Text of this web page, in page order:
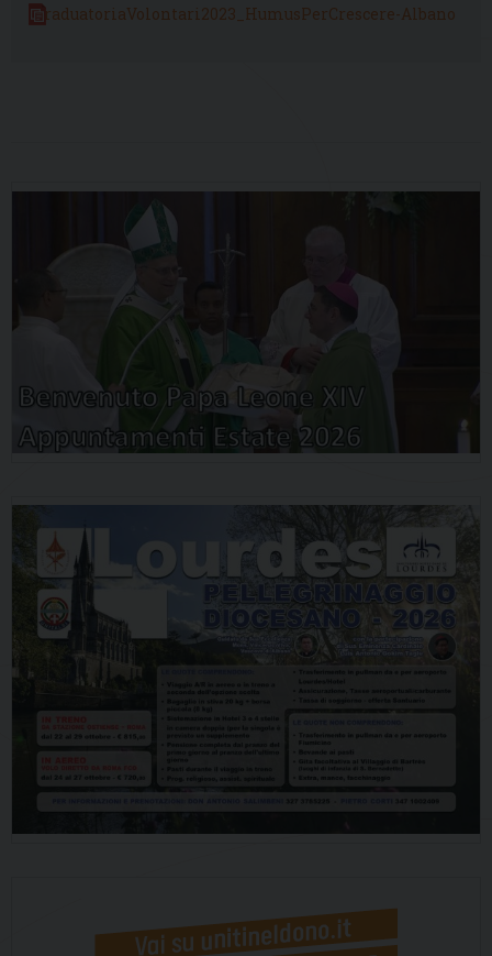
GraduatoriaVolontari2023_HumusPerCrescere-Albano